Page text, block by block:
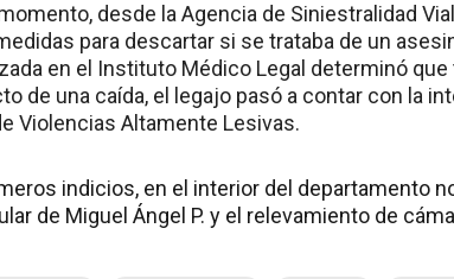
desde la Agencia de Siniestralidad
para descartar si se trataba de un
en el Instituto Médico Legal determinó
de una caída, el legajo pasó a contar con la
Violencias Altamente Lesivas.
indicios, en el interior del departamento
de Miguel Ángel P. y el relevamiento de